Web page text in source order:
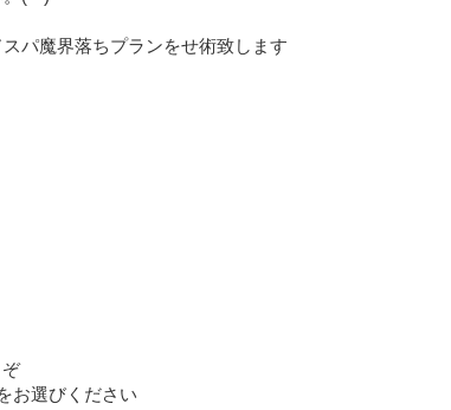
パ魔界落ちプランをせ術致します
お選びください